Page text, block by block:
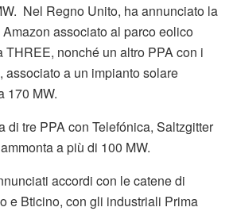
Nel Regno Unito, ha annunciato la
associato al parco eolico
THREE, nonché un altro PPA con i
associato a un impianto solare
170 MW.
di tre PPA con Telefónica, Saltzgitter
a più di 100 MW.
accordi con le catene di
e Bticino, con gli industriali Prima